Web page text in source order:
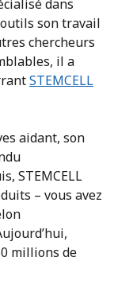
dans
outils son travail
chercheurs
il a
STEMCELL
aidant, son
STEMCELL
– vous avez
millions de